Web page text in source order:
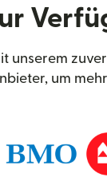
unserem
um